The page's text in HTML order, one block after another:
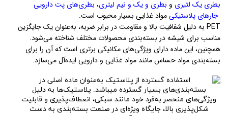
بطری یک لتیری و بطری و یک و نیم لیتری، بطری‌های پت دارویی
جارهای پلاستیکیمواد غذایی بسیار محبوب است.
PET به دلیل شفافیت بالا و مقاومت در برابر ضربه، به‌عنوان یک جایگزین
مناسب برای شیشه در بسته‌بندی محصولات مختلف شناخته می‌شود.
همچنین، این ماده دارای ویژگی‌های مکانیکی برتری است که آن را برای
بسته‌بندی مواد حساس مانند مواد غذایی و دارویی ایده‌آل می‌سازد.